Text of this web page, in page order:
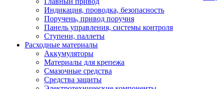
Индикация, проводка, безопасность
Поручень, привод поручня
Панель управления, системы контроля
Ступени, паллеты
Расходные материалы
Аккумуляторы
Материалы для крепежа
Смазочные средства
Средства защиты